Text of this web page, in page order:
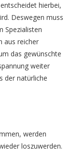
hierbei,
Deswegen muss
Spezialisten
aus reicher
das gewünschte
weiter
der natürliche
werden
loszuwerden.